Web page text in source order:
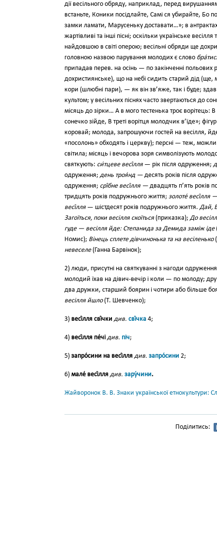
дії весільного обряду, наприклад, перед
встаньте, Кони­ки посідлайте, Самі ся убирайте,
замки ламати, Марусеньку доставати…»; в
жартівливі та інші пісні; оскільки українське
найдов­шою в світі оперою; весільні обря­ди ще
голов­ною назвою парування молодих є слово
припадав перев. на осінь — по закінченні по­льових
дохристиян­ське), що на небі сидить старий дід
кори (шлюбні пари), — як він зв’яже, так і буде;
культом; у весільних піснях часто звертають­ся до
місяць до зір­ки… А в мого тестенька троє ворі­тець: В
сонечко зі­йде, В треті ворітця молодчик в’їде»;
коро­вай; молода, запрошуючи гостей на весілля,
«посолонь» обходять і церкву); персні — теж,
світила; мі­сяць і вечорова зоря символізують
святкують: си́тцеве ве­сі́лля — рік після одруження;
одруження; день троя́нд — десять років після
одруження; срі́бне весі́лля — двадцять п’ять років
тридцять років подружнього життя; золоте́ весі́л­ля
весі́лля — шіст­десят років подружнього життя.Дай,
Загоїться, поки весілля скоїться (приказка);До
гуде — весілля йде: Степанида за Демида заміж іде
Номис); Вінець спле­те дівчинонька та на весіленько
невеселе(Ганна Бар­вінок);
2) люди, присутні на свят­куванні з нагоди
молодий їхав на дівич-вечір і ко­ли — по молоду;
два дружки, старший боярин і чо­тири або більше
весілля йшло(Т. Шевченко);
3) ве­сі́лля сві́чки див. сві́чка 4;
4) весі́лля пе́чі див. піч;
5) запро́сини на весі́л­ля див. запро́сини 2;
6) мале́ весі́лля див. зару́чини.
Жайворонок В. В. Знаки української етнокультури:
Поділитись: